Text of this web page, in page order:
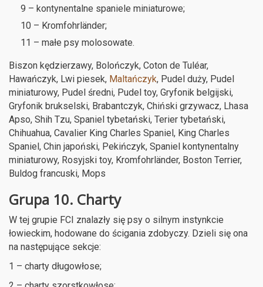
9 – kontynentalne spaniele miniaturowe;
10 – Kromfohrländer;
11 – małe psy molosowate.
Biszon kędzierzawy, Bolończyk, Coton de Tuléar,
Hawańczyk, Lwi piesek, Maltańczyk, Pudel duży, Pudel
miniaturowy, Pudel średni, Pudel toy, Gryfonik belgijski,
Gryfonik brukselski, Brabantczyk, Chiński grzywacz, Lhasa
Apso, Shih Tzu, Spaniel tybetański, Terier tybetański,
Chihuahua, Cavalier King Charles Spaniel, King Charles
Spaniel, Chin japoński, Pekińczyk, Spaniel kontynentalny
miniaturowy, Rosyjski toy, Kromfohrländer, Boston Terrier,
Buldog francuski, Mops
Grupa 10. Charty
W tej grupie FCI znalazły się psy o silnym instynkcie
łowieckim, hodowane do ścigania zdobyczy. Dzieli się ona
na następujące sekcje:
1 – charty długowłose;